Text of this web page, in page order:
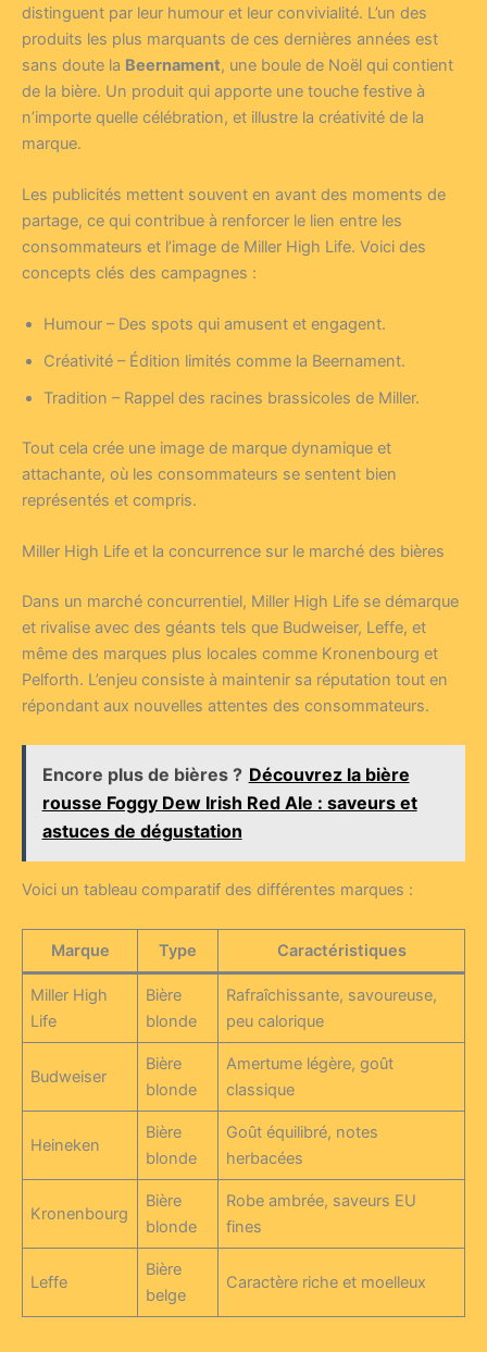
distinguent par leur humour et leur convivialité. L’un des
produits les plus marquants de ces dernières années est
sans doute la Beernament, une boule de Noël qui contient
de la bière. Un produit qui apporte une touche festive à
n’importe quelle célébration, et illustre la créativité de la
marque.
Les publicités mettent souvent en avant des moments de
partage, ce qui contribue à renforcer le lien entre les
consommateurs et l’image de Miller High Life. Voici des
concepts clés des campagnes :
Humour – Des spots qui amusent et engagent.
Créativité – Édition limités comme la Beernament.
Tradition – Rappel des racines brassicoles de Miller.
Tout cela crée une image de marque dynamique et
attachante, où les consommateurs se sentent bien
représentés et compris.
Miller High Life et la concurrence sur le marché des bières
Dans un marché concurrentiel, Miller High Life se démarque
et rivalise avec des géants tels que Budweiser, Leffe, et
même des marques plus locales comme Kronenbourg et
Pelforth. L’enjeu consiste à maintenir sa réputation tout en
répondant aux nouvelles attentes des consommateurs.
Encore plus de bières ? Découvrez la bière
rousse Foggy Dew Irish Red Ale : saveurs et
astuces de dégustation
Voici un tableau comparatif des différentes marques :
Marque Type Caractéristiques
Miller High
Life
Bière
blonde
Rafraîchissante, savoureuse,
peu calorique
Budweiser
Bière
blonde
Amertume légère, goût
classique
Heineken
Bière
blonde
Goût équilibré, notes
herbacées
Kronenbourg
Bière
blonde
Robe ambrée, saveurs EU
fines
Leffe
Bière
belge
Caractère riche et moelleux